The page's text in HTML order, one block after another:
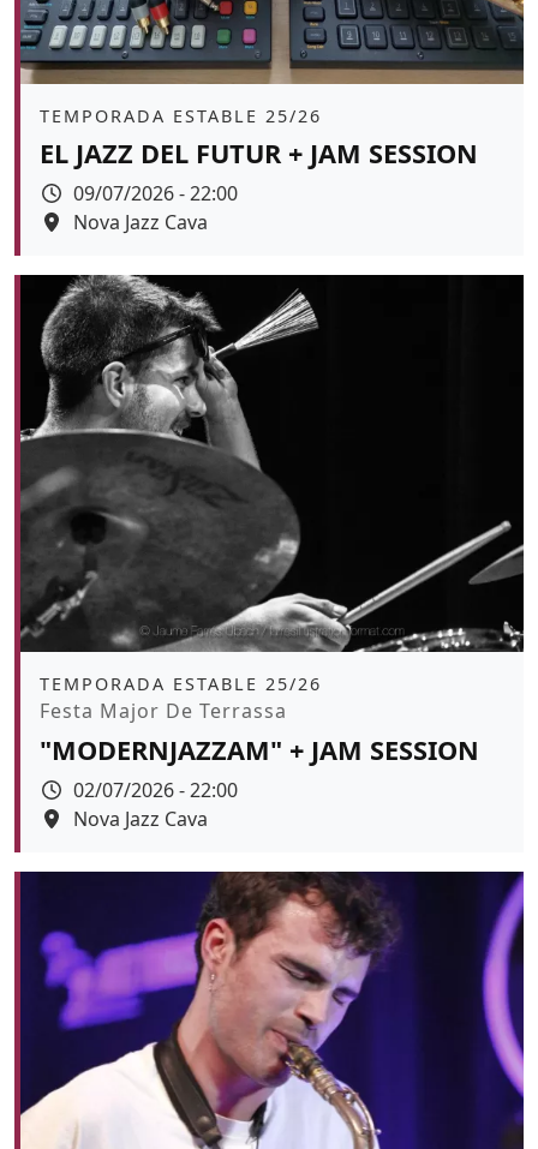
Àmbit
TEMPORADA ESTABLE 25/26
EL JAZZ DEL FUTUR + JAM SESSION
Data
09/07/2026 - 22:00
Espai
Nova Jazz Cava
Àmbit
TEMPORADA ESTABLE 25/26
Promoció
Festa Major De Terrassa
"MODERNJAZZAM" + JAM SESSION
Data
02/07/2026 - 22:00
Espai
Nova Jazz Cava